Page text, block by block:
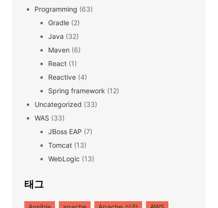
Programming (63)
Gradle (2)
Java (32)
Maven (6)
React (1)
Reactive (4)
Spring framework (12)
Uncategorized (33)
WAS (33)
JBoss EAP (7)
Tomcat (13)
WebLogic (13)
태그